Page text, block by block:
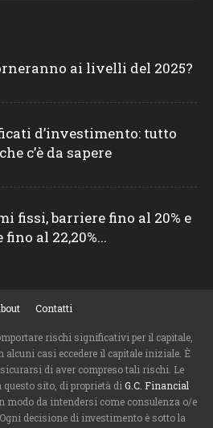
ai livelli del 2025?
d’investimento: tutto
c’è da sapere
fissi, barriere fino al 20% e
fino al 22,20%...
Contatti
rischi significativi per il capitale,
alcuni casi eccedere il capitale iniziale. È
di aver compreso tali rischi. Le
sito, di proprietà di G.C. Financial
modo da intendersi come consulenza o/e
decisione di investimento è sotto la